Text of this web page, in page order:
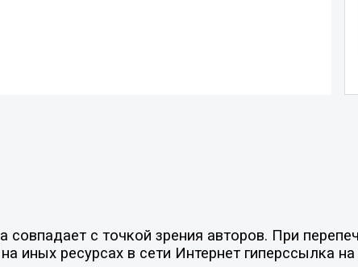
с точкой зрения авторов. При
иных ресурсах в сети Интернет гиперссылка